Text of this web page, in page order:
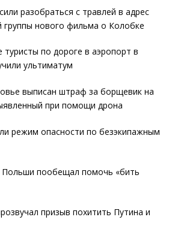
разобраться с травлей в адрес
группы нового фильма о Колобке
туристы по дороге в аэропорт в
ультиматум
выписан штраф за борщевик на
при помощи дрона
режим опасности по безэкипажным
Польши пообещал помочь «бить
призыв похитить Путина и